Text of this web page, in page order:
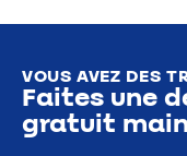
VOUS AVEZ DES
Faites une
gratuit